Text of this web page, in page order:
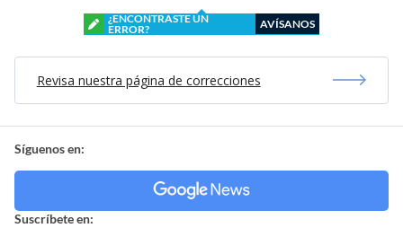
¿ENCONTRASTE UN
ERROR?
AVÍSANOS
Revisa nuestra página de correcciones
Síguenos en:
Suscríbete en: